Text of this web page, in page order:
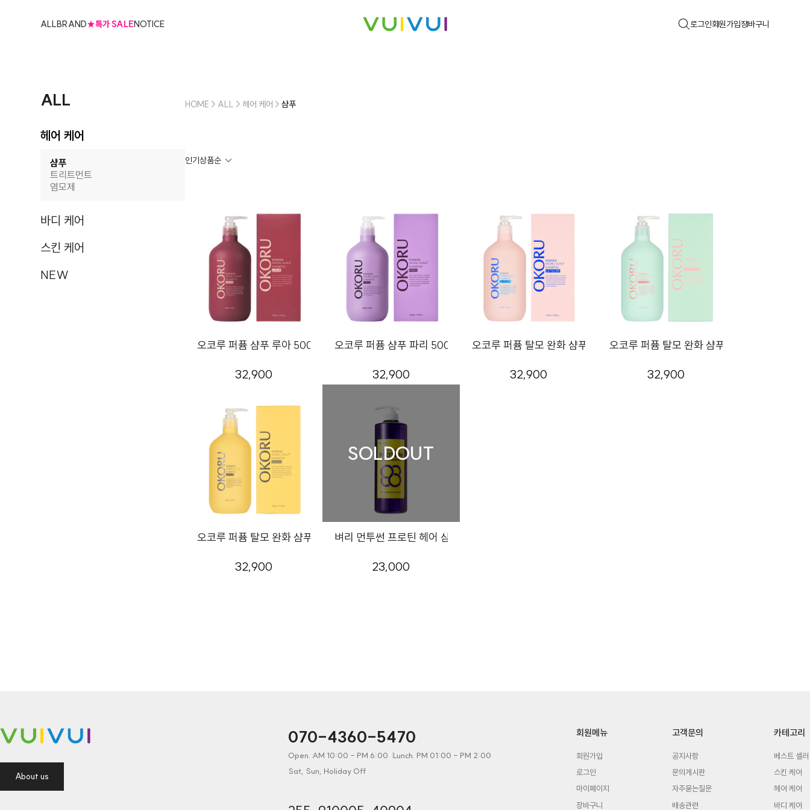
ALLBRAND★특가 SALENOTICE 로그인회원가입장바구니
ALL
헤어 케어
샴푸
트리트먼트
염모제
바디 케어
스킨 케어
NEW
HOME > ALL > 헤어 케어 >샴푸
오코루 퍼퓸 샴푸 루아 500g
32,900
오코루 퍼퓸 샴푸 파리 500g
32,900
오코루 퍼퓸 탈모 완화 샴푸 500g 라튤립
32,900
오코루 퍼퓸 탈모 완화 샴푸 튜베로즈 500ml
32,900
오코루 퍼퓸 탈모 완화 샴푸 500g 코코
32,900
SOLDOUT
벼리 먼투썬 프로틴 헤어 샴푸 1000g
23,000
About us
070-4360-5470
Open. AM 10:00 - PM 6:00
Lunch. PM 01:00 - PM 2:00
Sat, Sun, Holiday Off
회원메뉴
회원가입
로그인
마이페이지
장바구니
고객문의
공지사항
문의게시판
자주묻는질문
배송관련
카테고리
베스트 셀러
스킨 케어
헤어 케어
바디 케어